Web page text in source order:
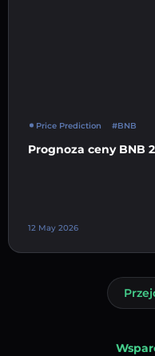
Price Prediction #BNB
Prognoza ceny BNB
12 May 2026